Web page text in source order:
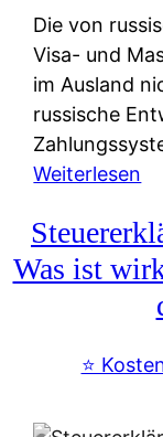
n
a
t
i
v
e
&
f
r
e
u
Die von
Visa- und
im Ausland
russische
Weiterlesen
a
h
g
Was ist
⭐️